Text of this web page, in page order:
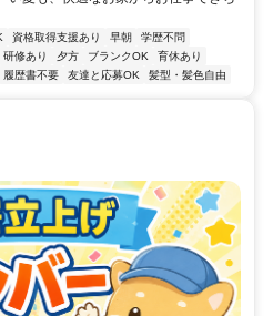
資格取得支援あり 早朝
学歴不問
研修あり 夕方 ブランクOK
育休あり
履歴書不要 友達と応募OK 髪型・髪色自由